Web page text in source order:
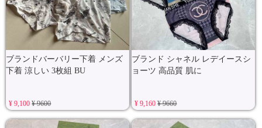
ブランドバーバリー下着 メンズ
下着 涼しい 3枚組 BU
¥ 9,100¥ 9600
ブランド シャネル レデイースシ
ョーツ 高品質 肌に
¥ 9,160¥ 9660